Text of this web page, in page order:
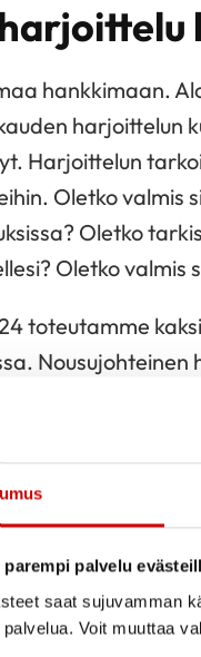
parempi palvelu
saat sujuvamman
Voit muuttaa
hankkimaan.
harjoittelun
Harjoittelun
Oletko valmis
Oletko
Oletko
toteutamme
harjoitteilla.
luennon
18.1.2024 klo
sopivin ryhmä